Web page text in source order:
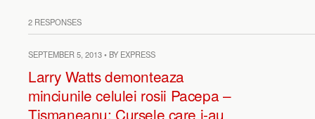
2 RESPONSES
SEPTEMBER 5, 2013 • BY EXPRESS
Larry Watts demonteaza
minciunile celulei rosii Pacepa –
Tismaneanu: Cursele care i-au